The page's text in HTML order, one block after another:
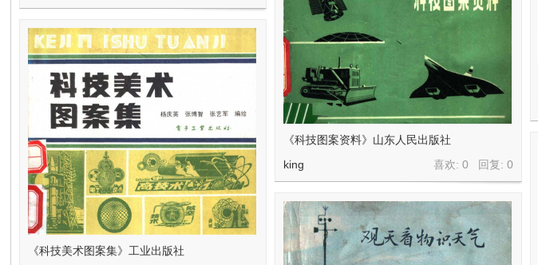
《科技图案资料》山东人民出版社
喜欢: 0 回复:0
king
《科技美术图案集》工业出版社